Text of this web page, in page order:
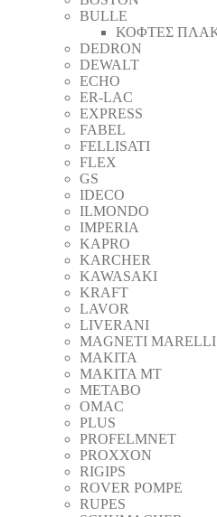
BULLE
ΚΟΦΤΕΣ
DEDRON
DEWALT
ECHO
ER-LAC
EXPRESS
FABEL
FELLISATI
FLEX
GS
IDECO
ILMONDO
IMPERIA
KAPRO
KARCHER
KAWASAKI
KRAFT
LAVOR
LIVERANI
MAGNETI MARELLI
MAKITA
MAKITA MT
METABO
OMAC
PLUS
PROFELMNET
PROXXON
RIGIPS
ROVER POMPE
RUPES